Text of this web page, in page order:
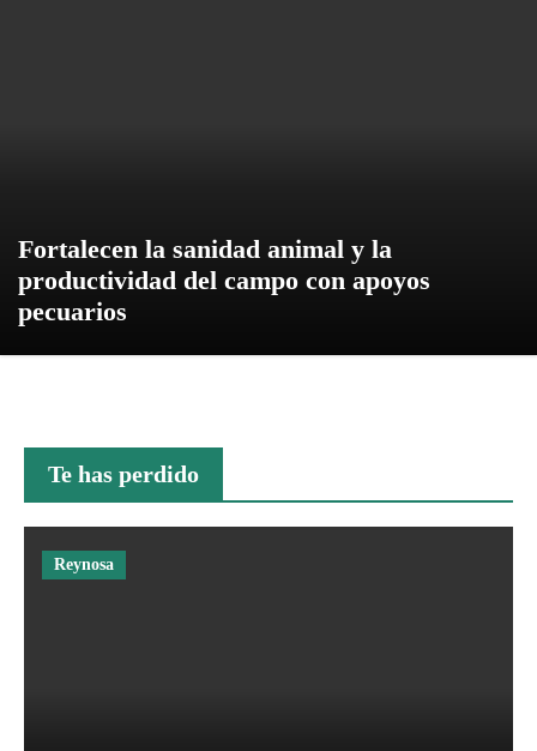
Fortalecen la sanidad animal y la
productividad del campo con apoyos
pecuarios
Te has perdido
Reynosa